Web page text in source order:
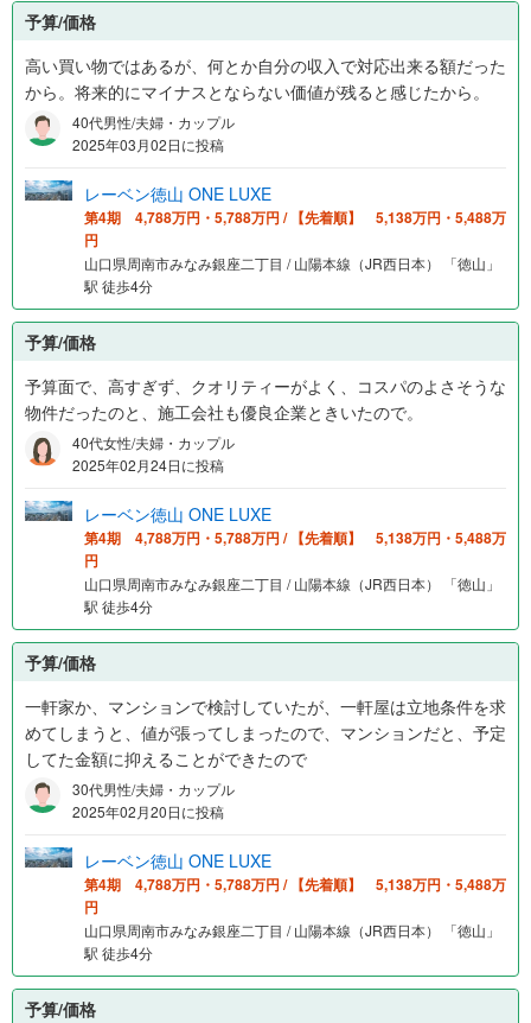
予算/価格
高い買い物ではあるが、何とか自分の収入で対応出来る額だった
から。将来的にマイナスとならない価値が残ると感じたから。
40代男性/夫婦・カップル
2025年03月02日に投稿
レーベン徳山 ONE LUXE
第4期 4,788万円・5,788万円 / 【先着順】 5,138万円・5,488万
円
山口県周南市みなみ銀座二丁目 / 山陽本線（JR西日本） 「徳山」
駅 徒歩4分
予算/価格
予算面で、高すぎず、クオリティーがよく、コスパのよさそうな
物件だったのと、施工会社も優良企業ときいたので。
40代女性/夫婦・カップル
2025年02月24日に投稿
レーベン徳山 ONE LUXE
第4期 4,788万円・5,788万円 / 【先着順】 5,138万円・5,488万
円
山口県周南市みなみ銀座二丁目 / 山陽本線（JR西日本） 「徳山」
駅 徒歩4分
予算/価格
一軒家か、マンションで検討していたが、一軒屋は立地条件を求
めてしまうと、値が張ってしまったので、マンションだと、予定
してた金額に抑えることができたので
30代男性/夫婦・カップル
2025年02月20日に投稿
レーベン徳山 ONE LUXE
第4期 4,788万円・5,788万円 / 【先着順】 5,138万円・5,488万
円
山口県周南市みなみ銀座二丁目 / 山陽本線（JR西日本） 「徳山」
駅 徒歩4分
予算/価格